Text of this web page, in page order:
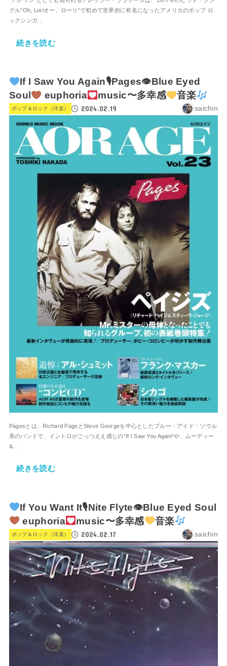
グル”Oh, Loriオー、ローリ“で初めて世界的に有名になったアメリカのポップ ロ
ックシンガ...
続きを読む
If I Saw You Again🎙Pages👁Blue Eyed
Soul
euphoria music〜多幸感 音楽
ポップ＆ロック（洋楽） 2024.02.19 saichin
Pagesとは、Richard PageとSteve Georgeを中心としたブルー・アイド・ソウル
系のバンドで、イントロがごっつええ感じの”If I Saw You Again“や、ムーディー
&...
続きを読む
If You Want It🎙Nite Flyte👁Blue Eyed Soul
euphoria
music〜多幸感 音楽
ポップ＆ロック（洋楽） 2024.02.17 saichin